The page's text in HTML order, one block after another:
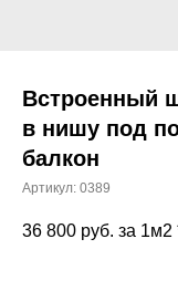
Встроенный
в нишу под
балкон
Артикул: 0389
36 800 руб. за